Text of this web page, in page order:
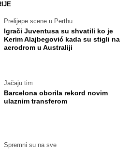
Prelijepe scene u Perthu
Igrači Juventusa su shvatili ko je
Kerim Alajbegović kada su stigli na
aerodrom u Australiji
Jačaju tim
Barcelona oborila rekord novim
ulaznim transferom
Spremni su na sve